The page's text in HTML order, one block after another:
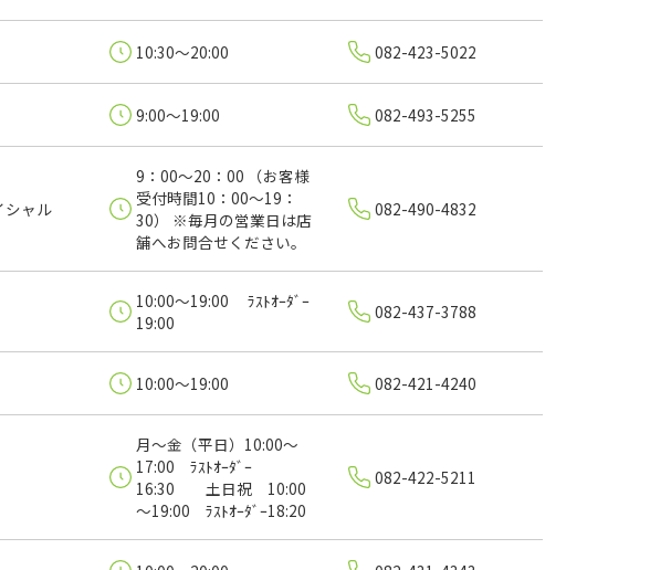
10:30～20:00 082-423-5022
9:00～19:00 082-493-5255
シャル
9：00～20：00 （お客様
受付時間10：00～19：
30） ※毎月の営業日は店
舗へお問合せください。
082-490-4832
10:00～19:00 ﾗｽﾄｵｰﾀﾞｰ
19:00
082-437-3788
10:00～19:00 082-421-4240
月～金（平日）10:00～
17:00 ﾗｽﾄｵｰﾀﾞｰ
16:30 土日祝 10:00
～19:00 ﾗｽﾄｵｰﾀﾞｰ18:20
082-422-5211